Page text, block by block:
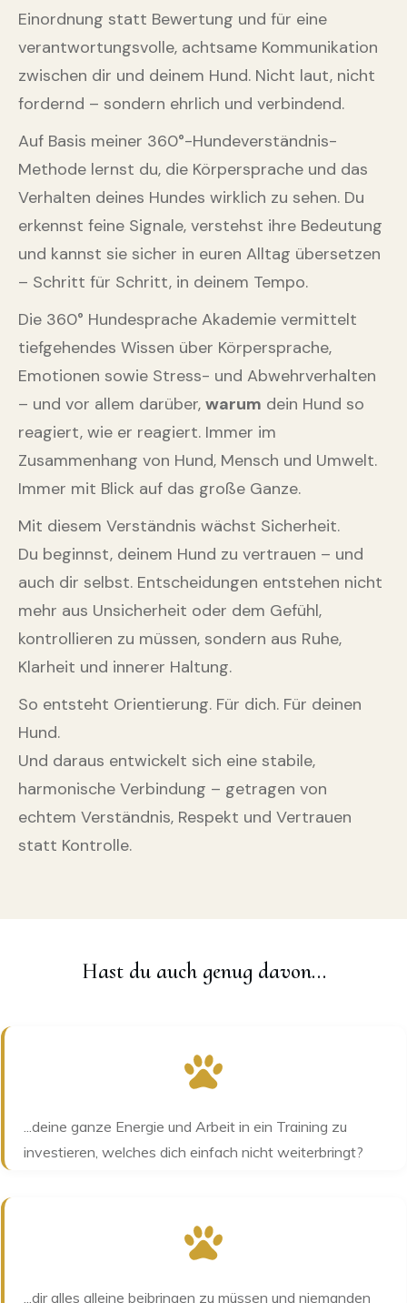
Einordnung statt Bewertung und für eine
verantwortungsvolle, achtsame Kommunikation
zwischen dir und deinem Hund. Nicht laut, nicht
fordernd – sondern ehrlich und verbindend.
Auf Basis meiner 360°-Hundeverständnis-
Methode lernst du, die Körpersprache und das
Verhalten deines Hundes wirklich zu sehen. Du
erkennst feine Signale, verstehst ihre Bedeutung
und kannst sie sicher in euren Alltag übersetzen
– Schritt für Schritt, in deinem Tempo.
Die 360° Hundesprache Akademie vermittelt
tiefgehendes Wissen über Körpersprache,
Emotionen sowie Stress- und Abwehrverhalten
– und vor allem darüber, warum dein Hund so
reagiert, wie er reagiert. Immer im
Zusammenhang von Hund, Mensch und Umwelt.
Immer mit Blick auf das große Ganze.
Mit diesem Verständnis wächst Sicherheit.
Du beginnst, deinem Hund zu vertrauen – und
auch dir selbst. Entscheidungen entstehen nicht
mehr aus Unsicherheit oder dem Gefühl,
kontrollieren zu müssen, sondern aus Ruhe,
Klarheit und innerer Haltung.
So entsteht Orientierung. Für dich. Für deinen
Hund.
Und daraus entwickelt sich eine stabile,
harmonische Verbindung – getragen von
echtem Verständnis, Respekt und Vertrauen
statt Kontrolle.
Hast du auch genug davon...
...deine ganze Energie und Arbeit in ein Training zu
investieren, welches dich einfach nicht weiterbringt?
...dir alles alleine beibringen zu müssen und niemanden